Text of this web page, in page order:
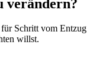
verändern?
Schritt vom Entzug
willst.